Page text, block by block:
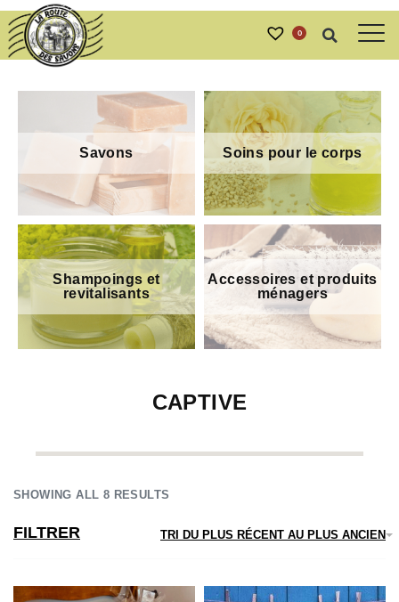
0
Soins pour le corps
Savons
Shampoings et
revitalisants
Accessoires et produits
ménagers
CAPTIVE
SHOWING ALL 8 RESULTS
TRI DU PLUS RÉCENT AU PLUS ANCIEN
FILTRER